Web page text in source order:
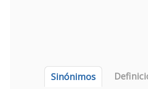
Sinónimos